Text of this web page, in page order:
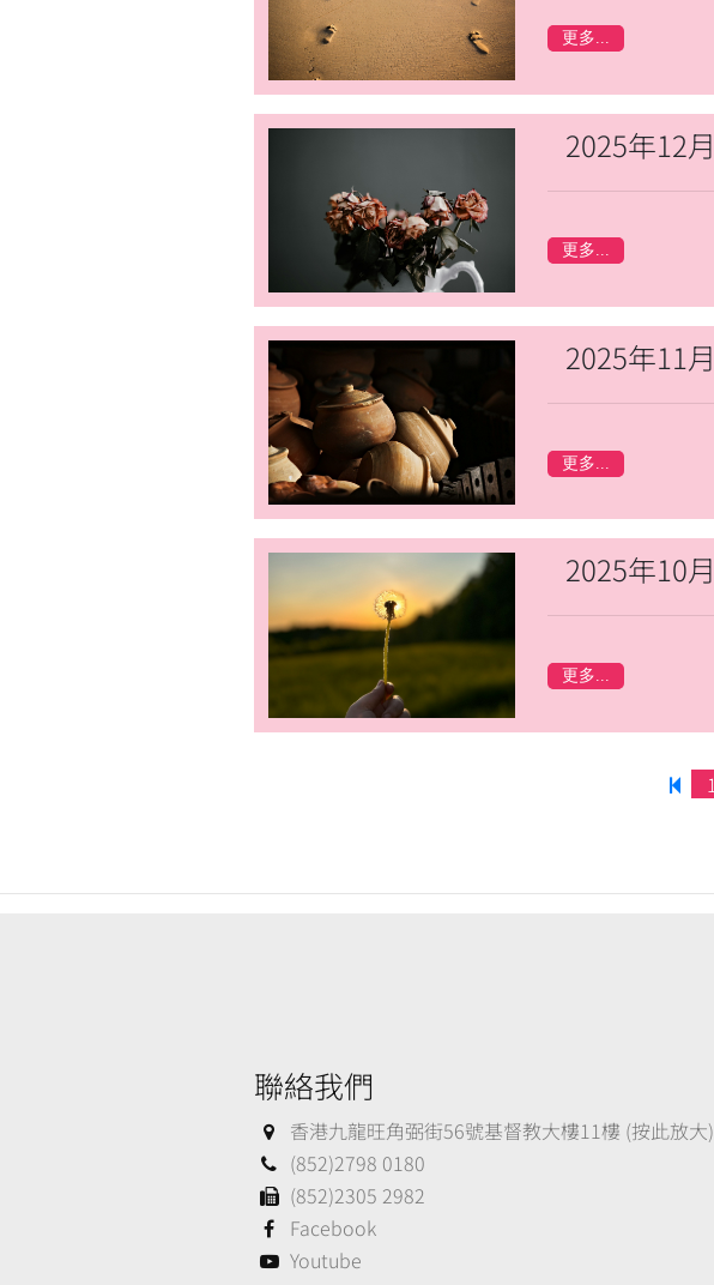
更多...
2025年12月
更多...
2025年11月
更多...
2025年10月
更多...
1
聯絡我們
香港九龍旺角弼街56號基督教大樓11樓 (按此放大)
(852)2798 0180
(852)2305 2982
Facebook
Youtube